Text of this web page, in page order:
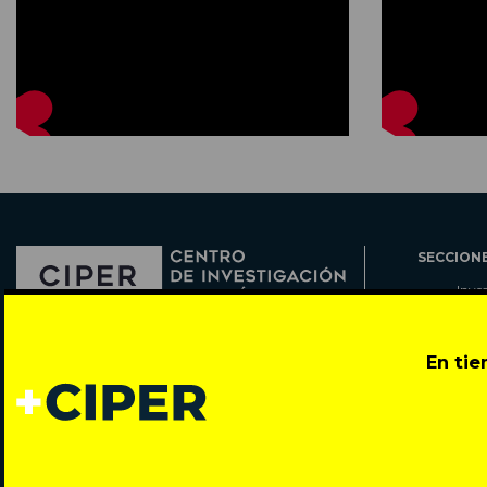
En
Todos los derechos reservados © 2007-2026